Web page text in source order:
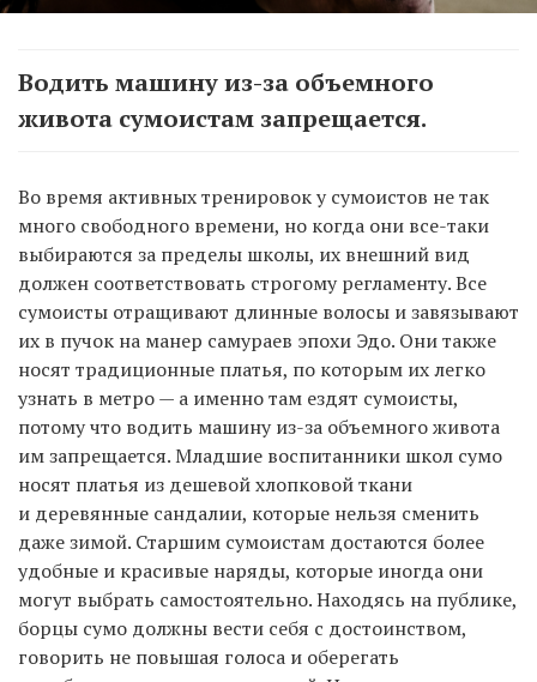
Водить машину из-за объемного
живота сумоистам запрещается.
Во время активных тренировок у сумоистов не так
много свободного времени, но когда они все-таки
выбираются за пределы школы, их внешний вид
должен соответствовать строгому регламенту. Все
сумоисты отращивают длинные волосы и завязывают
их в пучок на манер самураев эпохи Эдо. Они также
носят традиционные платья, по которым их легко
узнать в метро — а именно там ездят сумоисты,
потому что водить машину из-за объемного живота
им запрещается. Младшие воспитанники школ сумо
носят платья из дешевой хлопковой ткани
и деревянные сандалии, которые нельзя сменить
даже зимой. Старшим сумоистам достаются более
удобные и красивые наряды, которые иногда они
могут выбрать самостоятельно. Находясь на публике,
борцы сумо должны вести себя с достоинством,
говорить не повышая голоса и оберегать